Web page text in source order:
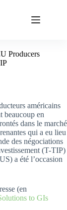
Producers
américains
beaucoup en
dans le marché
qui a eu lieu
des négociations
(T-TIP)
a été l’occasion
(en
to GIs